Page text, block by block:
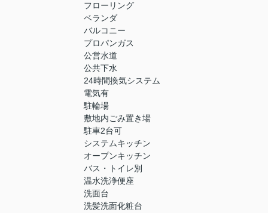
フローリング
ベランダ
バルコニー
プロパンガス
公営水道
公共下水
24時間換気システム
電気有
駐輪場
敷地内ごみ置き場
駐車2台可
システムキッチン
オープンキッチン
バス・トイレ別
温水洗浄便座
洗面台
洗髪洗面化粧台